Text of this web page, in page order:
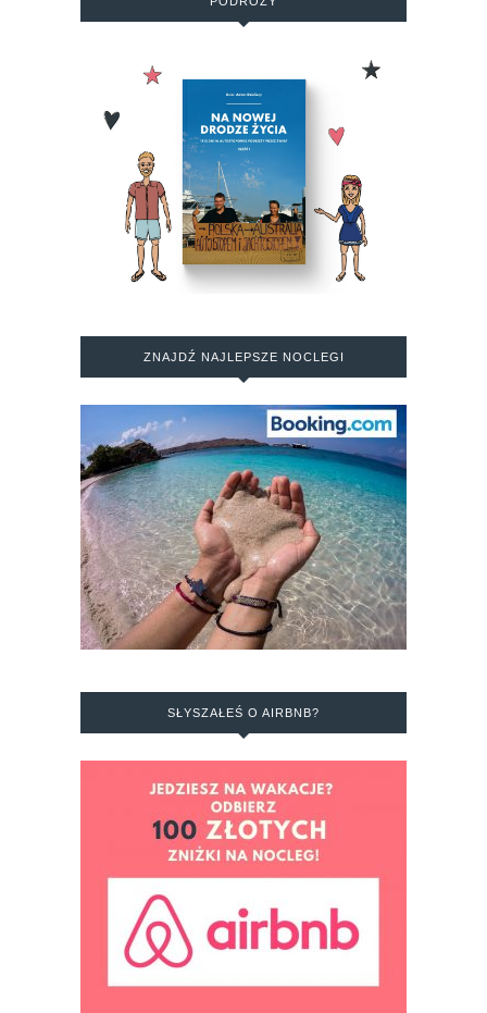
ZNAJDŹ NAJLEPSZE NOCLEGI
SŁYSZAŁEŚ O AIRBNB?